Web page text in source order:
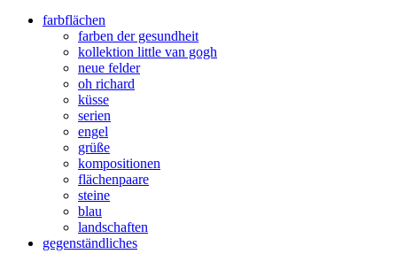
farbflächen
farben der gesundheit
kollektion little van gogh
neue felder
oh richard
küsse
serien
engel
grüße
kompositionen
flächenpaare
steine
blau
landschaften
gegenständliches